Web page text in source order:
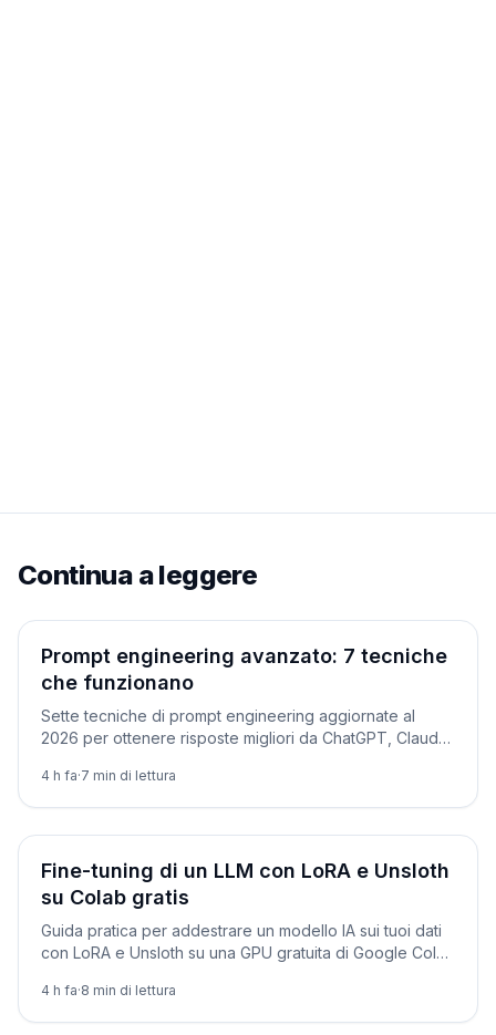
Continua a leggere
Tutorial
Prompt engineering avanzato: 7 tecniche
che funzionano
Sette tecniche di prompt engineering aggiornate al
2026 per ottenere risposte migliori da ChatGPT, Claude
4 h fa·7 min di lettura
Tutorial
Fine-tuning di un LLM con LoRA e Unsloth
su Colab gratis
Guida pratica per addestrare un modello IA sui tuoi dati
con LoRA e Unsloth su una GPU gratuita di Google Colab
4 h fa·8 min di lettura